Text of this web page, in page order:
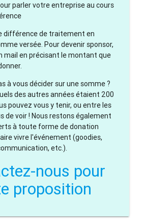
parler votre entreprise au cours
différence de traitement en
versée. Pour devenir sponsor,
mail en précisant le montant que
à vous décider sur une somme ?
des autres années étaient 200
pouvez vous y tenir, ou entre les
de voir ! Nous restons également
à toute forme de donation
vivre l'événement (goodies,
etc.).
nous pour
proposition